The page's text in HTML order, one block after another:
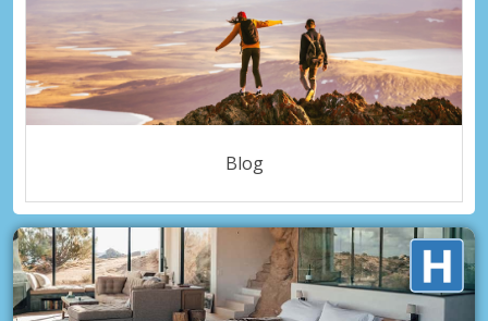
Blog